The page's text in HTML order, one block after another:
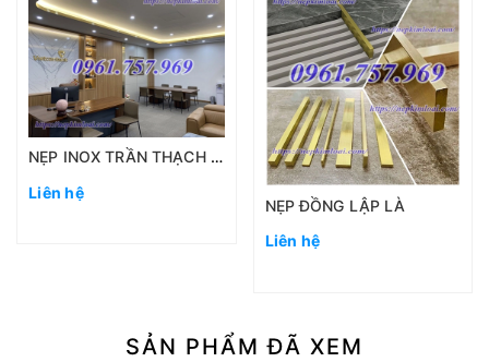
NẸP INOX TRẦN THẠCH CAO
Liên hệ
NẸP ĐỒNG LẬP LÀ
Liên hệ
SẢN PHẨM ĐÃ XEM